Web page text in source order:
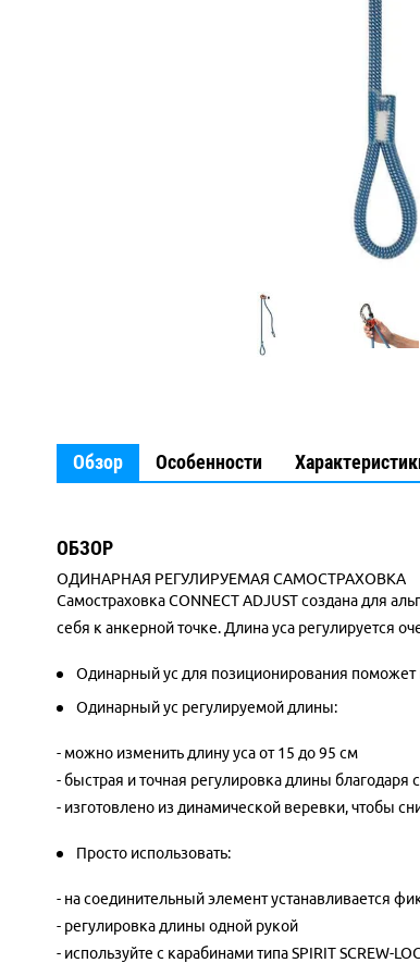
Обзор Особенности
ОБЗОР
ОДИНАРНАЯ РЕГУЛИРУЕМАЯ САМОСТРАХОВКА
Самостраховка CONNECT ADJUST создана для
себя к анкерной точке. Длина уса регулируется
Одинарный ус для позиционирования поможет
Одинарный ус регулируемой длины:
- можно изменить длину уса от 15 до 95 см
- быстрая и точная регулировка длины благодаря
- изготовлено из динамической веревки, чтобы
Просто использовать:
- на соединительный элемент устанавливается
- регулировка длины одной рукой
- используйте с карабинами типа SPIRIT SCREW-